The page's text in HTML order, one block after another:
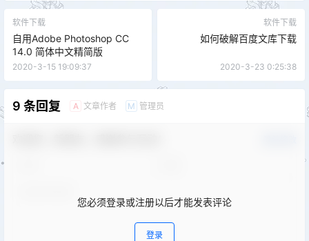
软件下载
自用Adobe Photoshop CC
14.0 简体中文精简版
2020-3-15 19:09:37
软件下载
如何破解百度文库下载
2020-3-23 0:25:38
9 条回复 A 文章作者 M 管理员
您必须登录或注册以后才能发表评论
登录